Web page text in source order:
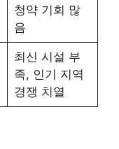
청약 기회 많
음
최신 시설 부
족, 인기 지역
경쟁 치열